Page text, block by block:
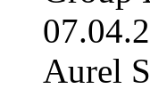
Aurel